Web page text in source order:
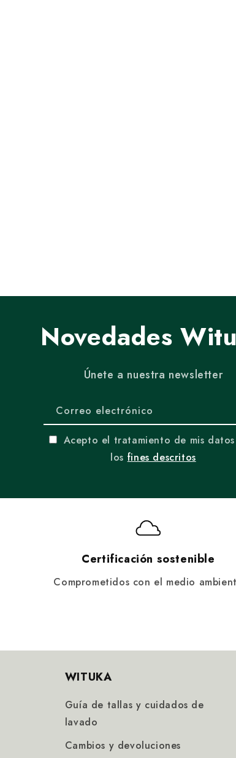
Novedades
Únete a nuestra newsletter
Correo electrónico
Acepto el tratamiento de mis
los fines descritos
Certificación sostenible
Comprometidos con el medio
WITUKA
Guía de tallas y cuidados de
lavado
Cambios y devoluciones